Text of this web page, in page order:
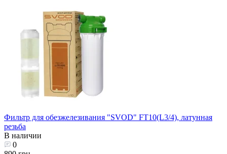
Фильтр для обезжелезивания "SVOD" FT10(L3/4), латунная
резьба
В наличии
0